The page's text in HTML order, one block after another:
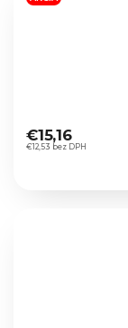
hodnotenie
produktu
€12,53 bez DPH
€15,16